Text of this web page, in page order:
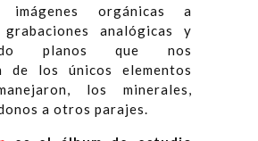
imágenes orgánicas a
analógicas y
planos que nos
de los únicos elementos
los minerales,
a otros parajes.